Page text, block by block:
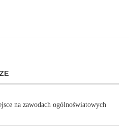
na zawodach ogólnoświatowych